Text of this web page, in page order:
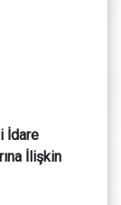
İdare
İlişkin